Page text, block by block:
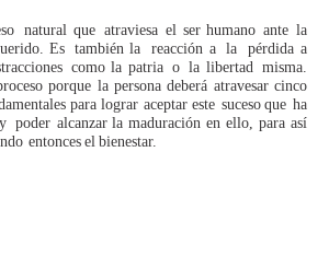
natural que atraviesa el ser humano ante la
Es también la reacción a la pérdida a
como la patria o la libertad
misma.
porque la persona deberá atravesar cinco
para lograr aceptar este suceso que ha
y poder alcanzar lamaduración en ello, para así
entonces el bienestar.